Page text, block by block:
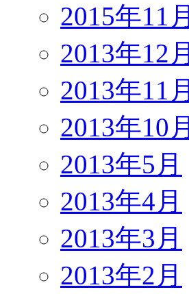
2015年11月
2013年12月
2013年11月
2013年10月
2013年5月
2013年4月
2013年3月
2013年2月